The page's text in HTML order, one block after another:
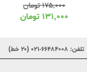
۱۷۵,۰۰۰تومان
۱۳۱,۰۰۰ تومان
تلفن: ۶۶۴۸۴۰۰۸-۰۲۱ (۲۰ خط)